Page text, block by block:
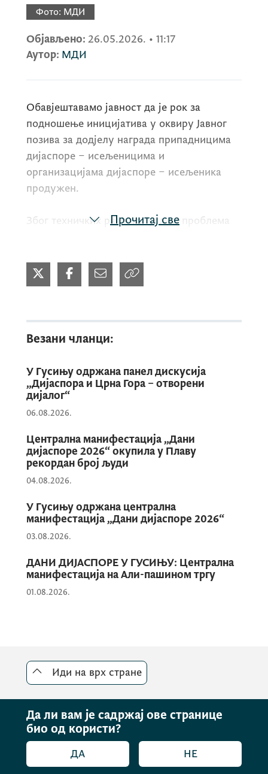
Фото: МДИ
Објављено: 26.05.2026. • 11:17
Аутор: МДИ
Обавјештавамо јавност да је рок за
подношење иницијатива у оквиру Јавног
позива за додјелу награда припадницима
дијаспоре – исељеницима и
организацијама дијаспоре – исељеника
продужен.
Због техничких разлога, усљед проблема
2026. године.
документацијом на основу које се може
реално оцијенити вриједност остварених
награда, поднесе се искључиво путем
електронске платформе Министарства
дијаспоре чији линк достављамо
Прочитај све
Везани чланци:
У Гусињу одржана панел дискусија
„Дијаспора и Црна Гора – отворени
дијалог“
06.08.2026.
Централна манифестација „Дани
дијаспоре 2026“ окупила у Плаву
рекордан број људи
04.08.2026.
У Гусињу одржана централна
манифестација „Дани дијаспоре 2026“
03.08.2026.
ДАНИ ДИЈАСПОРЕ У ГУСИЊУ: Централна
манифестација на Али-пашином тргу
01.08.2026.
Иди на врх стране
Да ли вам је садржај ове странице
био од користи?
ДА НЕ